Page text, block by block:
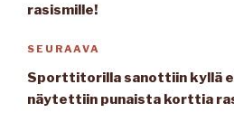
rasismille!
Seuraava
artikkeli
SEURAAVA
Sporttitorilla sanottiin kyllä
näytettiin punaista korttia